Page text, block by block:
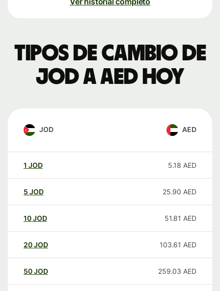
Tipos de cambio de
JOD a AED hoy
JOD AED
1 JOD 5.18 AED
5 JOD 25.90 AED
10JOD 51.81 AED
20JOD 103.61 AED
50JOD 259.03 AED